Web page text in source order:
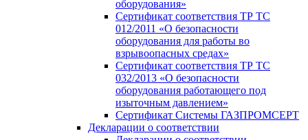
оборудования»
Сертификат соответствия ТР ТС
012/2011 «О безопасности
оборудования для работы во
взрывоопасных средах»
Сертификат соответствия ТР ТС
032/2013 «О безопасности
оборудования работающего под
изыточным давлением»
Сертификат Системы ГАЗПРОМСЕРТ
Декларации о соответствии